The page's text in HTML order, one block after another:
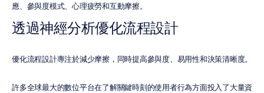
應、參與度模式、心理疲勞和互動摩擦。
透過神經分析優化流程設計
優化流程設計專注於減少摩擦，同時提高參與度、易用性和決策清晰度。
許多全球最大的數位平台在了解關鍵時刻的使用者行為方面投入了大量資